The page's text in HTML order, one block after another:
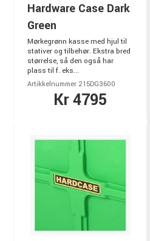
Hardware Case Dark
Green
Mørkegrønn kasse med hjul til
stativer og tilbehør. Ekstra bred
størrelse, så den også har
plass til f. eks...
Artikkelnummer 215DG3600
Kr 4795